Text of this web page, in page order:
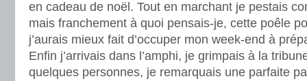
en cadeau de noël. Tout en marchant je pestais
mais franchement à quoi pensais-je, cette poêle
j’aurais mieux fait d’occuper mon week-end à
Enfin j’arrivais dans l’amphi, je grimpais à la
quelques personnes, je remarquais une parfaite